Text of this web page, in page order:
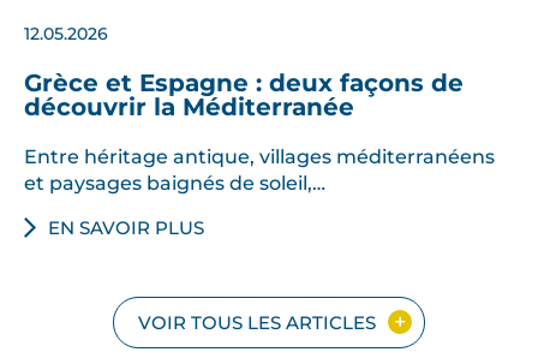
12.05.2026
Grèce et Espagne : deux façons de
découvrir la Méditerranée
Entre héritage antique, villages méditerranéens
et paysages baignés de soleil,…
EN SAVOIR PLUS
VOIR TOUS LES ARTICLES